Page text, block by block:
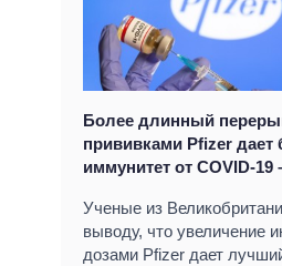
Более длинный
прививками Pfizer
иммунитет от COVID-19
Ученые из
выводу, что увеличение
дозами Pfizer дает